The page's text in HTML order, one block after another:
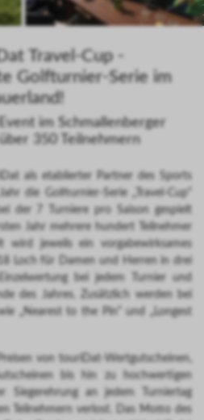
Travel-Cup -
Golfturnier-Serie im
im Schmallenberger
350 Teilnehmern
als etablierter Partner des Sports
die Golfturnier-Serie „Travel-Cup“
der 7 Turniere pro Saison gespielt
Jahr mehrere hundert Teilnehmer
wird jeweils ein vorgabewirksames
Loch für Damen und Herren in drei
bei jedem Turnier und
des Jahres. Zusätzlich werden bei
„Nearest to the Pin“ und „Longest
von touriDat-Wertgutscheinen,
bis hin zu hochwertigen
Siegerehrung an jedem Turniertag
Teilnehmern verlost. Das Motto des